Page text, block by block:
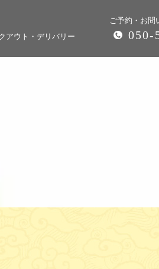
アウト・デリバリー
ご予約・お問
050-